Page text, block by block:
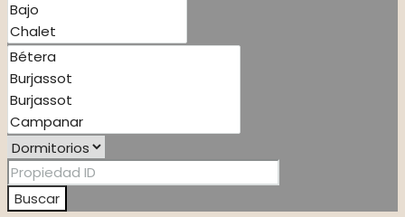
Buscar